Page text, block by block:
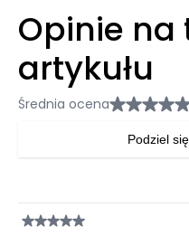
Opinie
artykułu
Średnia ocena
Podziel